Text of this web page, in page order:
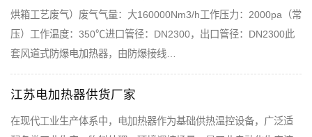
烘箱工艺废气）废气气量：大160000Nm3/h工作压力：2000pa（常
压）工作温度：350℃进口管径：DN2300，出口管径：DN2300此
套风道式防爆电加热器，由防爆接线…
江苏电加热器供货厂家
在现代工业生产体系中，电加热器作为基础供热温控设备，广泛适